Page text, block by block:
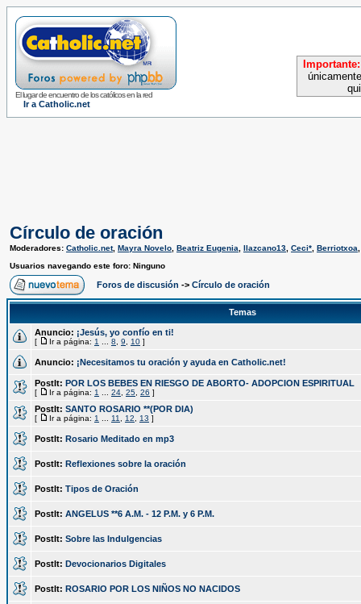
El lugar de encuentro de los católicos en la red
Ir a Catholic.net
Importante:
Círculo de oración
Moderadores: Catholic.net, Mayra Novelo Beatriz Eugenia llazcano13 Ceci* Berriotxoa
Usuarios navegando este foro: Ninguno
Foros de discusión -> Círculo de oración
Temas
Anuncio: ¡Jesús, yo confío en ti!
[ Ir a página: 1 8 9 10 ]
Anuncio: ¡Necesitamos tu oración y ayuda en Catholic.net!
PostIt: POR LOS BEBES EN RIESGO DE ABORTO- ADOPCION ESPIRITUAL
[ Ir a página: 1 24 25 26 ]
PostIt: SANTO ROSARIO **(POR DIA)
[ Ir a página: 1 11 12 13 ]
PostIt: Rosario Meditado en mp3
PostIt: Reflexiones sobre la oración
PostIt: Tipos de Oración
PostIt: ANGELUS **6 A.M. - 12 P.M. y 6 P.M.
PostIt: Sobre las Indulgencias
PostIt: Devocionarios Digitales
PostIt: ROSARIO POR LOS NIÑOS NO NACIDOS